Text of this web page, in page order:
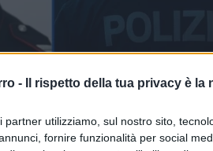
- Il rispetto della tua privacy è la
partner utilizziamo, sul nostro sito,
fornire funzionalità per social